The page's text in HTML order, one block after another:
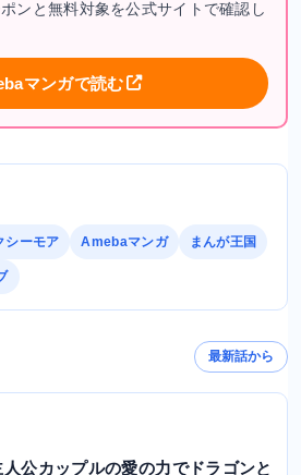
ンと無料対象を公式サイトで確認し
マンガで読む
シーモア Amebaマンガ まんが王国
最新話から
人公カップルの愛の力でドラゴンと